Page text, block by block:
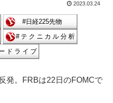
2023.03.24
発。FRBは22日のFOMCで